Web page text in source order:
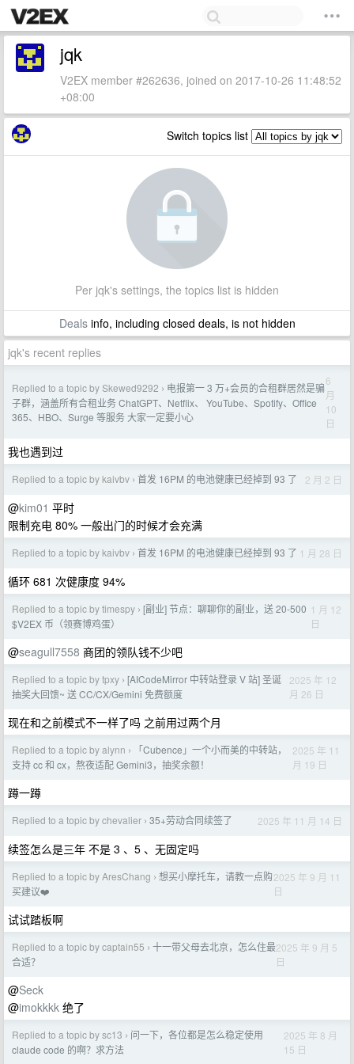
jqk
V2EX member #262636, joined on 2017-10-26 11:48:52
+08:00
Switch topics list
Per jqk's settings, the topics list is hidden
Dealsinfo, including closed deals, is not hidden
jqk's recent replies
Replied to a topic by Skewed9292 › 电报第一 3 万+会员的合租群居然是骗
子群，涵盖所有合租业务 ChatGPT、Netflix、 YouTube、Spotify、Office
365、HBO、Surge 等服务 大家一定要小心
6
月
10
日
我也遇到过
Replied to a topic by kaivbv › 首发 16PM 的电池健康已经掉到 93 了 2 月 2 日
@kim01 平时
限制充电 80% 一般出门的时候才会充满
Replied to a topic by kaivbv › 首发 16PM 的电池健康已经掉到 93 了 1 月 28 日
循环 681 次健康度 94%
Replied to a topic by timespy › [副业] 节点：聊聊你的副业，送 20-500
$V2EX 币（领赛博鸡蛋）
1 月 12
日
@seagull7558 商团的领队钱不少吧
Replied to a topic by tpxy › [AICodeMirror 中转站登录 V 站] 圣诞
抽奖大回馈~ 送 CC/CX/Gemini 免费额度
2025 年 12
月 26 日
现在和之前模式不一样了吗 之前用过两个月
Replied to a topic by alynn ›
「Cubence」一个小而美的中转站，
支持 cc 和 cx，熬夜适配 Gemini3，抽奖余额！
2025 年 11
月 19 日
蹲一蹲
Replied to a topic by chevalier › 35+劳动合同续签了 2025 年 11 月 14 日
续签怎么是三年 不是 3 、5 、无固定吗
Replied to a topic by AresChang › 想买小摩托车，请教一点购
买建议❤️
2025 年 9 月 11
日
试试踏板啊
Replied to a topic by captain55 › 十一带父母去北京，怎么住最
合适？
2025 年 9 月 5
日
@Seck
@imokkkk 绝了
Replied to a topic by sc13 › 问一下，各位都是怎么稳定使用
claude code 的啊？求方法
2025 年 8 月
15 日